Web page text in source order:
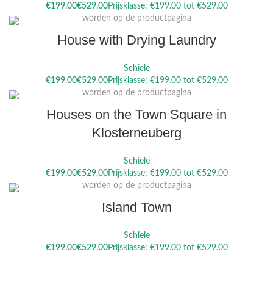
€
€
Dit product heeft meerdere variaties. Deze optie kan gekozen
worden op de productpagina
House with Drying Laundry
Schiele
€
€
Dit product heeft meerdere variaties. Deze optie kan gekozen
worden op de productpagina
Houses on the Town Square in
Klosterneuberg
Schiele
€
€
Dit product heeft meerdere variaties. Deze optie kan gekozen
worden op de productpagina
Island Town
Schiele
€
€